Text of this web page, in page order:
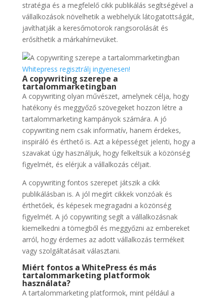
stratégia és a megfelelő cikk publikálás segítségével a
vállalkozások növelhetik a webhelyük látogatottságát,
javíthatják a keresőmotorok rangsorolását és
erősíthetik a márkahírnevüket.
Whitepress regisztrálj ingyenesen!
A copywriting szerepe a
tartalommarketingban
A copywriting olyan művészet, amelynek célja, hogy
hatékony és meggyőző szövegeket hozzon létre a
tartalommarketing kampányok számára. A jó
copywriting nem csak informatív, hanem érdekes,
inspiráló és érthető is. Azt a képességet jelenti, hogy a
szavakat úgy használjuk, hogy felkeltsük a közönség
figyelmét, és elérjük a vállalkozás céljait.
A copywriting fontos szerepet játszik a cikk
publikálásban is. A jól megírt cikkek vonzóak és
érthetőek, és képesek megragadni a közönség
figyelmét. A jó copywriting segít a vállalkozásnak
kiemelkedni a tömegből és meggyőzni az embereket
arról, hogy érdemes az adott vállalkozás termékeit
vagy szolgáltatásait választani.
Miért fontos a WhitePress és más
tartalommarketing platformok
használata?
A tartalommarketing platformok, mint például a